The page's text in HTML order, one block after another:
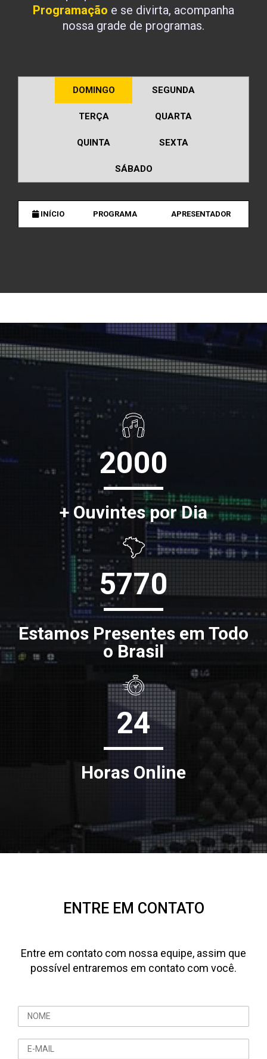
Programação e se divirta, acompanha
nossa grade de programas.
DOMINGO SEGUNDA
TERÇA QUARTA
QUINTA SEXTA
SÁBADO
INÍCIO PROGRAMA APRESENTADOR
2000
+ Ouvintes por Dia
5770
Estamos Presentes em Todo
o Brasil
24
Horas Online
ENTRE EM CONTATO
Entre em contato com nossa equipe, assim que
possível entraremos em contato com você.